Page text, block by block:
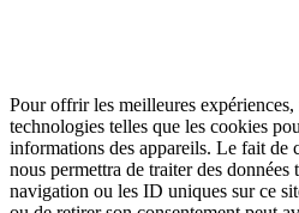
Pour offrir les meilleures
technologies telles que les cookies
informations des appareils. Le fait de
nous permettra de traiter des
navigation ou les ID uniques sur ce